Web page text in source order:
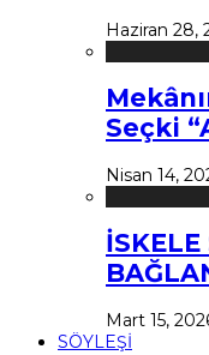
Haziran 28,
Seçki
Nisan 14,
İSKELE
Mart 15,
SÖYLEŞİ